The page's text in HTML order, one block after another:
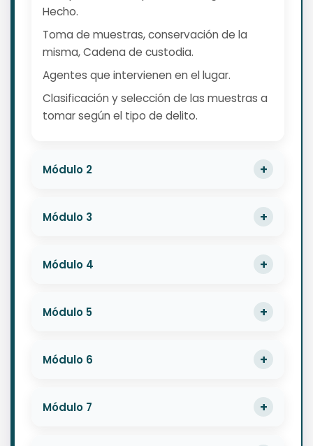
Hecho.
Toma de muestras, conservación de la
misma, Cadena de custodia.
Agentes que intervienen en el lugar.
Clasificación y selección de las muestras a
tomar según el tipo de delito.
Módulo 2
Módulo 3
Módulo 4
Módulo 5
Módulo 6
Módulo 7